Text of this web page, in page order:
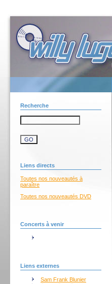
Recherche
Liens directs
Toutes nos nouveautés à
paraître
Toutes nos nouveautés DVD
Concerts à venir
Liens externes
Sam Frank Blunier